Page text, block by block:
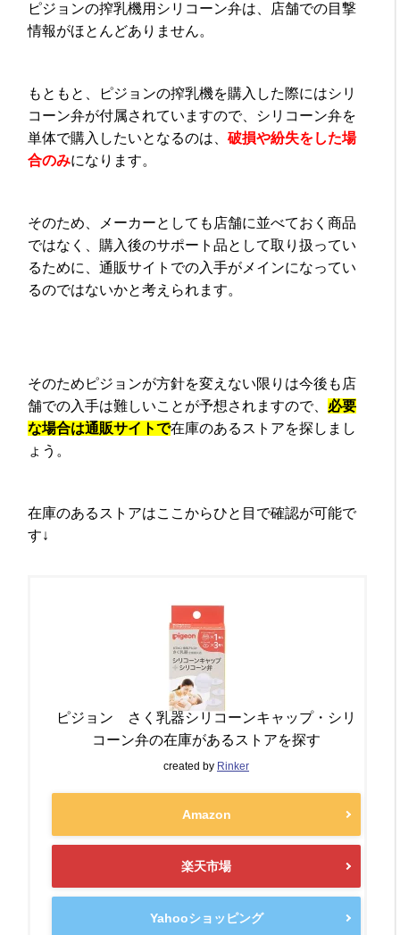
ピジョンの搾乳機用シリコーン弁は、店舗での目撃
情報がほとんどありません。
もともと、ピジョンの搾乳機を購入した際にはシリ
コーン弁が付属されていますので、シリコーン弁を
単体で購入したいとなるのは、破損や紛失をした場
合のみになります。
そのため、メーカーとしても店舗に並べておく商品
ではなく、購入後のサポート品として取り扱ってい
るために、通販サイトでの入手がメインになってい
るのではないかと考えられます。
そのためピジョンが方針を変えない限りは今後も店
舗での入手は難しいことが予想されますので、 必要
な場合は通販サイトで在庫のあるストアを探しまし
ょう。
在庫のあるストアはここからひと目で確認が可能で
す↓
ピジョン さく乳器シリコーンキャップ・シリ
コーン弁の在庫があるストアを探す
created by Rinker
Amazon
楽天市場
Yahooショッピング